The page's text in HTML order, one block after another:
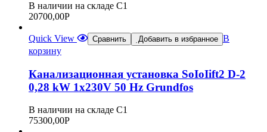
В наличии на складе С1
20700,00Р
Quick View Сравнить Добавить в избранное В
корзину
Канализационная установка SoIoIift2 D-2
0,28 kW 1х230V 50 Hz Grundfos
В наличии на складе С1
75300,00Р